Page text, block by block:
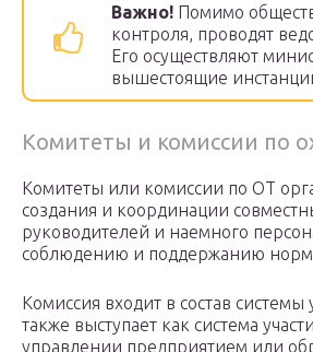
Важно! Помимо
контроля, проводят
Его осуществляют
вышестоящие
Комитеты и комиссии по
Комитеты или комиссии по ОТ
создания и координации
руководителей и наемного
соблюдению и поддержанию норм
Комиссия входит в состав
также выступает как система
управлении предприятием или